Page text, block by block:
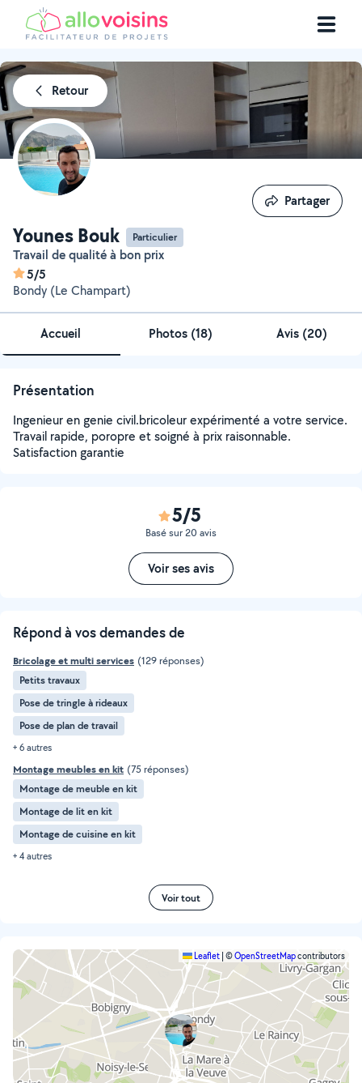
Retour
Younes Bouk Particulier
Travail de qualité à bon prix
5/5
Bondy (Le Champart)
Partager
Partager
Accueil Photos (18) Avis (20)
Présentation
Ingenieur en genie civil.bricoleur expérimenté a votre service.
Travail rapide, poropre et soigné à prix raisonnable.
Satisfaction garantie
5/5
Basé sur 20 avis
Voir ses avis
Répond à vos demandes de
Bricolage et multi services (129 réponses)
Petits travaux
Pose de tringle à rideaux
Pose de plan de travail
+ 6 autres
Montage meubles en kit (75 réponses)
Montage de meuble en kit
Montage de lit en kit
Montage de cuisine en kit
+ 4 autres
Voir tout
Leaflet ©OpenStreetMapcontributors